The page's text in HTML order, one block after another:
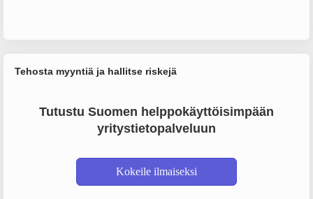
Tehosta myyntiä ja hallitse riskejä
Tutustu Suomen helppokäyttöisimpään
yritystietopalveluun
Kokeile ilmaiseksi